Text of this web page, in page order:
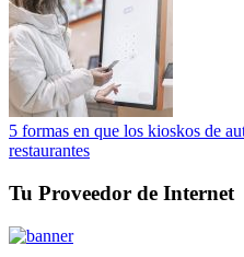
5 formas en que los kioskos de
restaurantes
Tu Proveedor de Internet